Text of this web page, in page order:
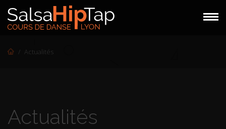
VALSUN
Actualités
Actualités